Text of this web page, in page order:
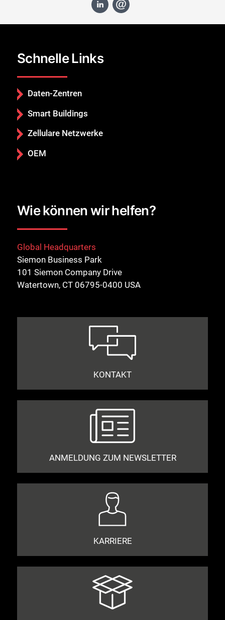
Schnelle Links
Daten-Zentren
Smart Buildings
Zellulare Netzwerke
OEM
Wie können wir helfen?
Global Headquarters
Siemon Business Park
101 Siemon Company Drive
Watertown, CT 06795-0400 USA
KONTAKT
ANMELDUNG ZUM NEWSLETTER
KARRIERE